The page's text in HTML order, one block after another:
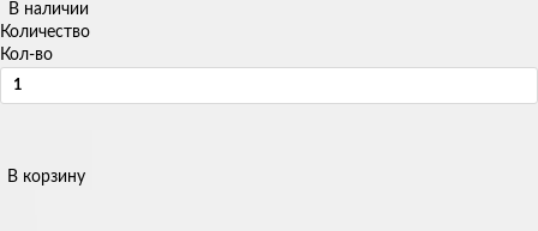
В наличии
Количество
Кол-во
В корзину